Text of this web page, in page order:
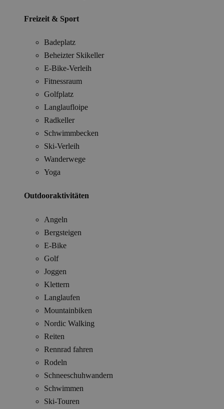
Freizeit & Sport
Badeplatz
Beheizter Skikeller
E-Bike-Verleih
Fitnessraum
Golfplatz
Langlaufloipe
Radkeller
Schwimmbecken
Ski-Verleih
Wanderwege
Yoga
Outdooraktivitäten
Angeln
Bergsteigen
E-Bike
Golf
Joggen
Klettern
Langlaufen
Mountainbiken
Nordic Walking
Reiten
Rennrad fahren
Rodeln
Schneeschuhwandern
Schwimmen
Ski-Touren